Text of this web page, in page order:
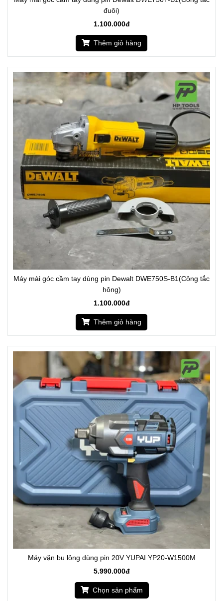
đuôi)
1.100.000đ
Thêm giỏ hàng
Máy mài góc cầm tay dùng pin Dewalt DWE750S-B1(Công tắc
hông)
1.100.000đ
Thêm giỏ hàng
Máy vặn bu lông dùng pin 20V YUPAI YP20-W1500M
5.990.000đ
Chọn sản phẩm